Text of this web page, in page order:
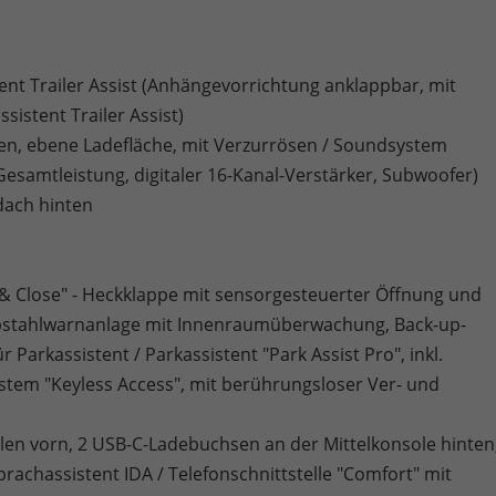
Trailer Assist (Anhängevorrichtung anklappbar, mit
Trailer Assist)
ebene Ladefläche, mit Verzurrösen / Soundsystem
digitaler 16-Kanal-Verstärker, Subwoofer)
hinten
Close" - Heckklappe mit sensorgesteuerter Öffnung und
mit Innenraumüberwachung, Back-up-
/ Parkassistent "Park Assist Pro", inkl.
"Keyless Access", mit berührungsloser Ver- und
vorn, 2 USB-C-Ladebuchsen an der Mittelkonsole
IDA / Telefonschnittstelle "Comfort" mit